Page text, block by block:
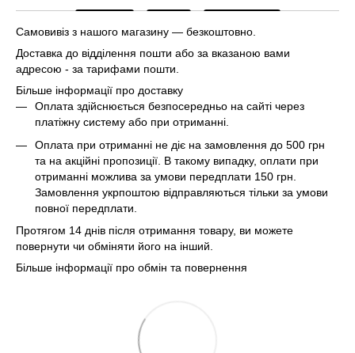
Самовивіз з нашого магазину — безкоштовно.
Доставка до відділення пошти або за вказаною вами
адресою - за тарифами пошти.
Більше інформації про доставку
Оплата здійснюється безпосередньо на сайті через
платіжну систему або при отриманні.
Оплата при отриманні не діє на замовлення до 500 грн
та на акційні пропозиції. В такому випадку, оплати при
отриманні можлива за умови передплати 150 грн.
Замовлення укрпоштою відправляються тільки за умови
повної передплати.
Протягом 14 днів після отримання товару, ви можете
повернути чи обміняти його на інший.
Більше інформації про обмін та повернення